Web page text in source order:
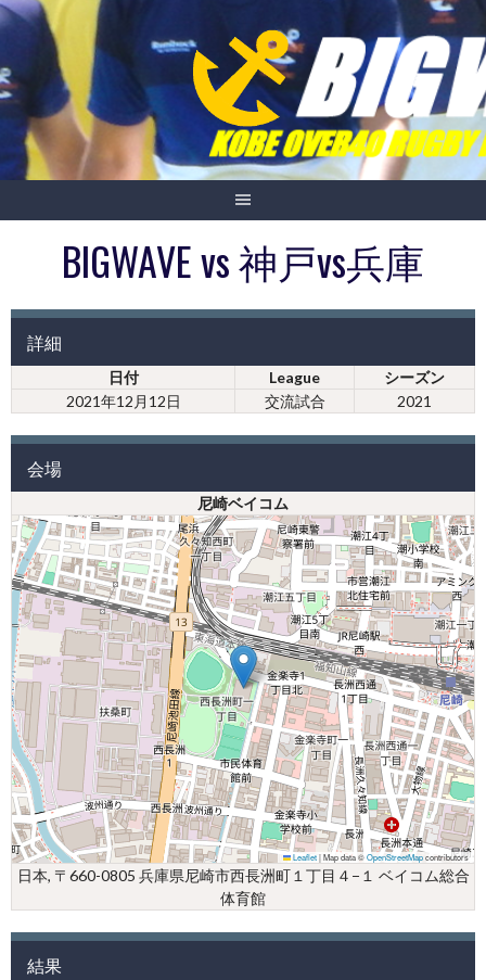
Skip
content
BIGWAVE vs 神戸vs兵庫
詳細
日付 League
シーズン
2021年12月12日
交流試合 2021
会場
尼崎ベイコム
Leaflet|Map data ©OpenStreetMapcontributors
日本, 〒660-0805 兵庫県尼崎市西長洲町１丁目４−１ ベイコム総合
体育館
結果